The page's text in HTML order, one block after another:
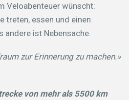
Veloabenteuer wünscht:
treten, essen und einen
ist Nebensache.
zur Erinnerung zu machen.»
von mehr als5500 km